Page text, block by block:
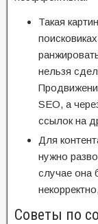
Такая
нельзя
SEO, а
ссылок на
Для
нужно
случае она
Советы по